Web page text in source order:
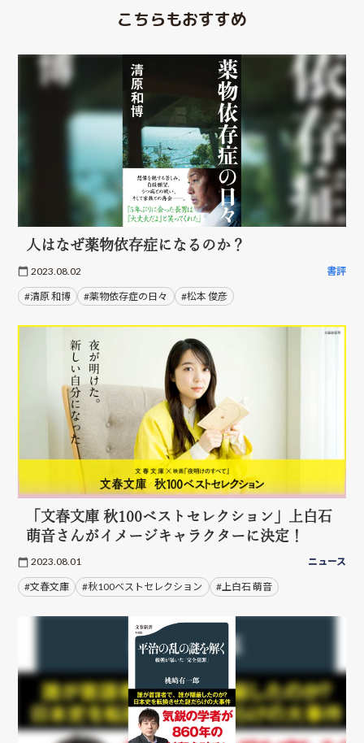
こちらもおすすめ
人はなぜ薬物依存症になるのか？
2023.08.02 書評
#清原 和博 #薬物依存症の日々 #松本 俊彦
「文春文庫 秋100ベストセレクション」上白石
萌音さんがイメージキャラクターに決定！
2023.08.01 ニュース
#文春文庫 #秋100ベストセレクション #上白石 萌音